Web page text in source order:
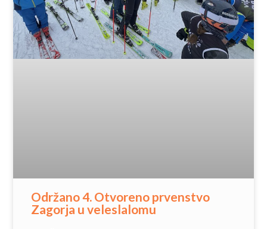
Održano 4. Otvoreno prvenstvo
Zagorja u veleslalomu